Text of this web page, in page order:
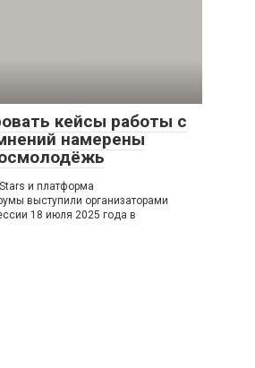
кейсы работы с
намерены
и платформа
выступили организаторами
18 июля 2025 года в